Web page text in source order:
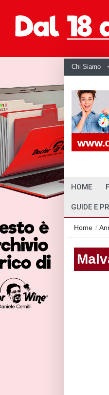
Chi Siamo
HOME
GUIDE E
Home /